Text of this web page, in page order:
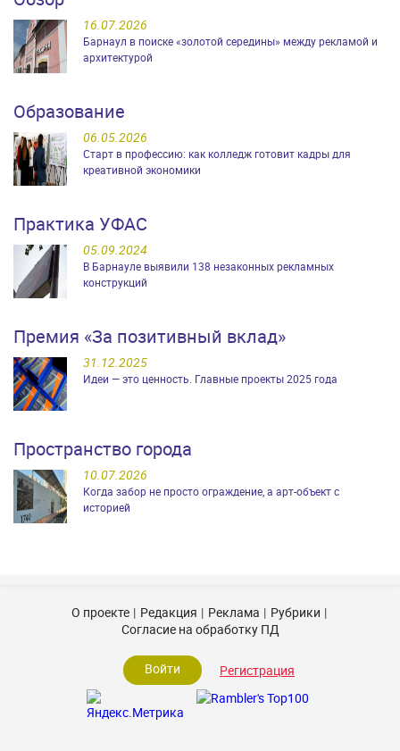
16.07.2026
Барнаул в поиске «золотой середины» между рекламой и
архитектурой
Образование
06.05.2026
Старт в профессию: как колледж готовит кадры для
креативной экономики
Практика УФАС
05.09.2024
В Барнауле выявили 138 незаконных рекламных
конструкций
Премия «За позитивный вклад»
31.12.2025
Идеи — это ценность. Главные проекты 2025 года
Пространство города
10.07.2026
Когда забор не просто ограждение, а арт-объект с
историей
О проекте Редакция Реклама
Рубрики
Согласие на обработку ПД
Войти Регистрация